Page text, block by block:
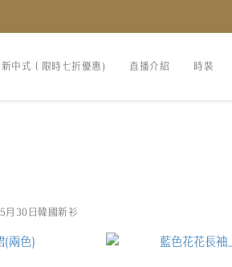
新中式（限時七折優惠) 直播介紹 時裝
5月30日韓國新衫